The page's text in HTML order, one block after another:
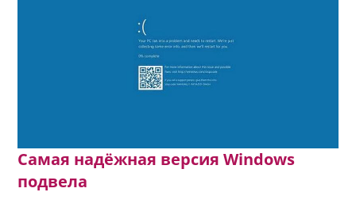
Самая надёжная версия Windows
подвела